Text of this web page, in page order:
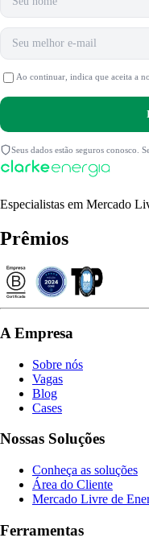
Ao continuar, indica que aceita a
Seus dados estão seguros conosco.
Especialistas em Mercado
Prêmios
A Empresa
Sobre nós
Vagas
Blog
Cases
Nossas Soluções
Conheça as soluções
Área do Cliente
Mercado Livre de
Ferramentas